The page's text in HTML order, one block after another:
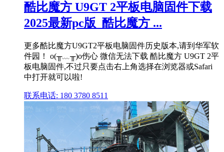
酷比魔方 U9GT 2平板电脑固件下载
2025最新pc版_酷比魔方 ...
更多酷比魔方U9GT2平板电脑固件历史版本,请到华军软
件园！ o(╥﹏╥)o伤心 微信无法下载 酷比魔方 U9GT 2平
板电脑固件,不过只要点击右上角选择在浏览器或Safari
中打开就可以啦!
联系电话: 180 3780 8511